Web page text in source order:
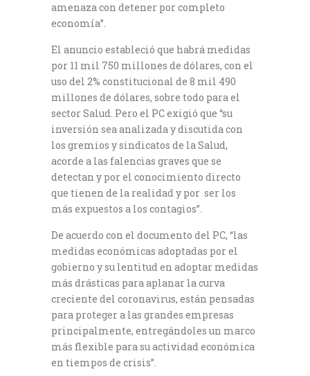
amenaza con detener por completo
economía”.
El anuncio estableció que habrá medidas
por 11 mil 750 millones de dólares, con el
uso del 2% constitucional de 8 mil 490
millones de dólares, sobre todo para el
sector Salud. Pero el PC exigió que “su
inversión sea analizada y discutida con
los gremios y sindicatos de la Salud,
acorde a las falencias graves que se
detectan y por el conocimiento directo
que tienen de la realidad y por ser los
más expuestos a los contagios”.
De acuerdo con el documento del PC, “las
medidas económicas adoptadas por el
gobierno y su lentitud en adoptar medidas
más drásticas para aplanar la curva
creciente del coronavirus, están pensadas
para proteger a las grandes empresas
principalmente, entregándoles un marco
más flexible para su actividad económica
en tiempos de crisis”.